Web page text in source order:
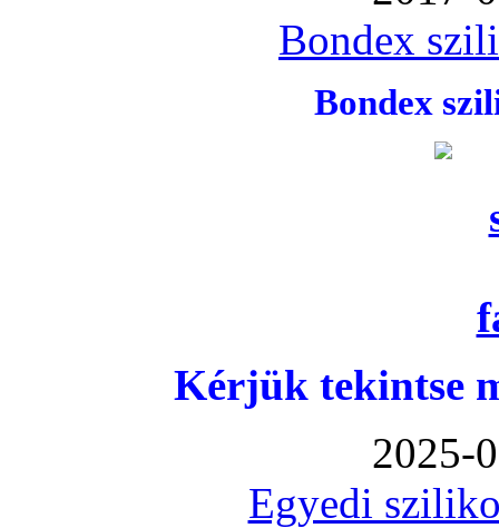
Bondex
Bondex
Kérjük tekintse
2025-
Egyedi